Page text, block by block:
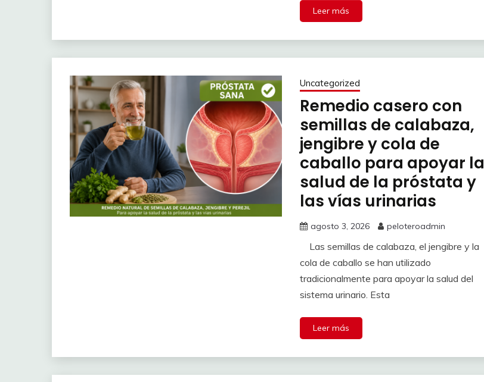
Leer más
Uncategorized
Remedio casero con
semillas de calabaza,
jengibre y cola de
caballo para apoyar la
salud de la próstata y
las vías urinarias
agosto 3, 2026 peloteroadmin
Las semillas de calabaza, el jengibre y la
cola de caballo se han utilizado
tradicionalmente para apoyar la salud del
sistema urinario. Esta
Leer más